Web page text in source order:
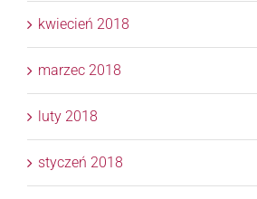
kwiecień 2018
marzec 2018
luty 2018
styczeń 2018